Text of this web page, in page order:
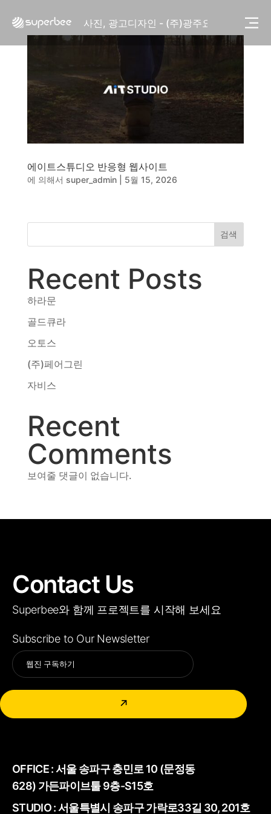
사진, 광고디자인 - (주)광주요
웹사이트 - (주)세스코
제품디자인 - 삼성전자㈜
동영상, 홈페이지 - (주)분독
동영상, 카탈로그 - 피자마루
웹사이트 - 백조씽크
사진, 광고디자인 - 중외제약
패키지, 디자인 - 고려은단
동영상 - ㈜고피자
동영상 - 모모스커피㈜
사진, 광고디자인 - (주)화요
제품디자인 - 삼성전자㈜
동영상, CI - 카피어랜드㈜
동영상 - 킷캣
에이트스튜디오 반응형 웹사이트
에 의해서 super_admin| 5월 15, 2026
검색
Recent Posts
하라문
골드큐라
오토스
(주)페어그린
자비스
Recent
Comments
보여줄 댓글이 없습니다.
Contact Us
Superbee와 함께 프로젝트를 시작해 보세요
Subscribe to Our Newsletter
↗
Alternative:
OFFICE :서울 송파구 충민로 10 (문정동
628) 가든파이브툴 9층-S15호
STUDIO : 서울특별시 송파구 가락로33길 30, 201호